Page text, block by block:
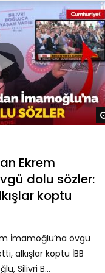
Ekrem
dolu sözler:
koptu
İmamoğlu’na övgü
alkışlar koptu İBB
Silivri B...